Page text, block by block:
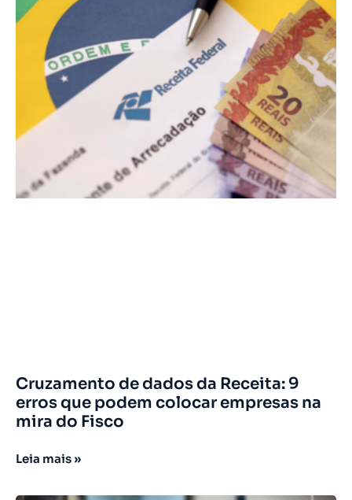
Cruzamento de dados da Receita: 9
erros que podem colocar empresas na
mira do Fisco
Leia mais »